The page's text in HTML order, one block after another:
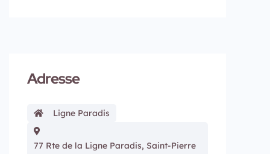
Adresse
Ligne Paradis
77 Rte de la Ligne Paradis, Saint-Pierre